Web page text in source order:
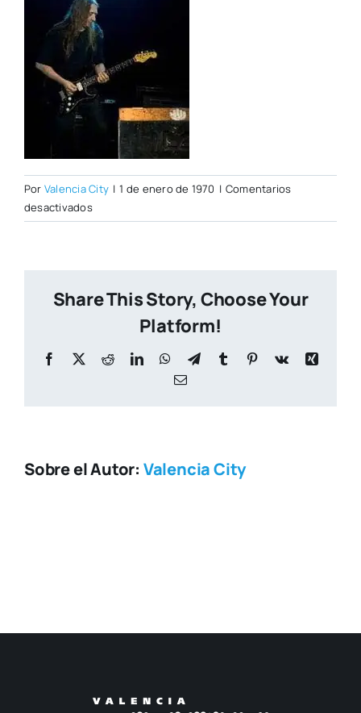
Por Valencia City | 1 de enero de 1970 | Comentarios
desactivadosen
vina3.jpg
Share This Story, Choose Your
Platform!
Facebook
X RedditLinkedInWhatsApp
TelegramTumblr Pinterest
Vk
Xing
Correo
Sobre el Autor: Valencia City